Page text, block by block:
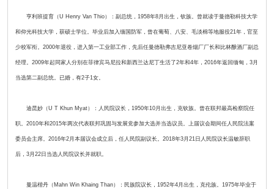
亨利班提育（U Henry Van Thio）：副总统，1958年8月出生，钦族。曾就读于曼德勒科技大学
和仰光科技大学，获硕士学位。毕业后加入缅国防军，曾在葡萄、八安、毛淡棉等地服役21年，官至
少校军衔。2000年退役，进入第一工业部工作，先后任曼德勒弗吉尼亚卷烟厂厂长和比林酿酒厂副总
经理。2009年起同家人分别在菲律宾马尼拉和新西兰达尼丁生活了2年和4年，2016年返回缅甸，3月
当选第二副总统。已婚，有2子1女。
迪昆妙（U T Khun Myat）：人民院议长，1950年10月出生，克钦族。曾在联邦最高检察院任
职。2010年和2015年两次代表联邦巩固与发展党参加大选并当选议员。上届议会期间任人民院法案
委员会主席。2016年2月本届议会成立后，任人民院副议长。2018年3月21日人民院议长温敏辞职
后，3月22日当选人民院议长并就职。
曼温楷丹（Mahn Win Khaing Than）：民族院议长，1952年4月出生，克伦族。1975年毕业于